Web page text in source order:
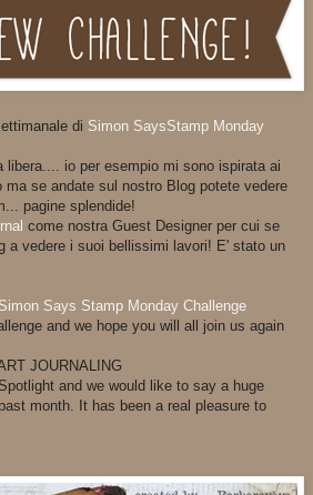
di Simon SaysStamp Monday
libera.... io per esempio mi sono ispirata ai
se andate sul nostro Blog potete vedere
pagine splendide!
come nostra Guest Designer per cui se
a vedere i suoi bellissimi lavori! E' stato un
Simon Says Stamp Monday Challenge
and we hope you will all join us again
JOURNALING
and we would like to say a huge
month. It has been a real pleasure to